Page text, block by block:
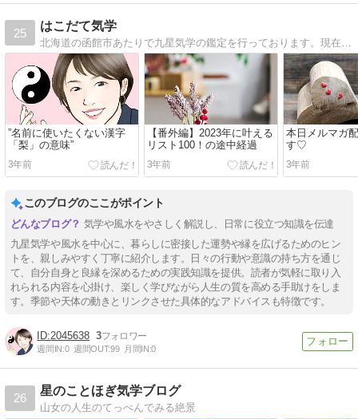
25
はこだて気学
”名前に使いたくない漢字
「梨」の意味”
3年前
【番外編】2023年に叶える
リスト100！の途中経過
3年前
本日メルマガ
す♡
3年前
このブログのここがポイント
気学や風水をやさしく解説し、日常に役立つ知識を伝達
九星気学や風水を中心に、暮らしに密接した運勢や縁を広げるためのヒン
トを、親しみやすく丁寧に紹介します。日々の行動や意識の持ち方を通じ
て、自分自身と良縁を深めるための実践知識を提供。読者が気軽に取り入
れられる内容を心掛け、楽しく学びながら人生の質を高める手助けをしま
す。季節や天体の動きとリンクさせた具体的なアドバイスも特徴です。
2045638 3
週間IN:0 週間OUT:99 月間IN:0
26
星のことほぎ気学ブログ
山女の人生のてっぺんでみる絶景